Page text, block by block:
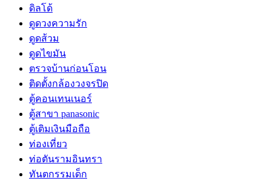
ดิลโด้
ดูดวงความรัก
ดูดส้วม
ดูดไขมัน
ตรวจบ้านก่อนโอน
ติดตั้งกล้องวงจรปิด
ตู้คอนเทนเนอร์
ตู้สาขา panasonic
ตู้เติมเงินมือถือ
ท่องเที่ยว
ท่อตันรามอินทรา
ทันตกรรมเด็ก